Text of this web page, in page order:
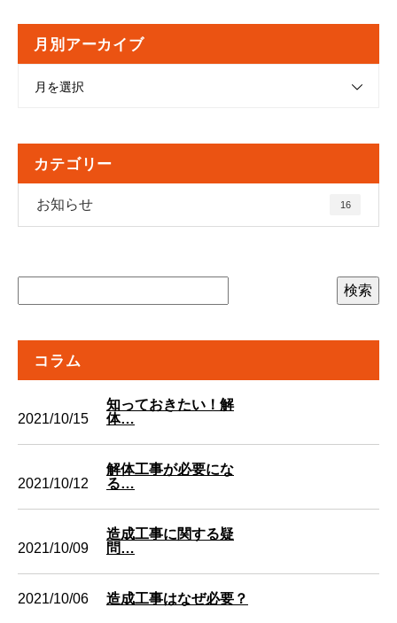
月別アーカイブ
月を選択
カテゴリー
お知らせ 16
コラム
2021/10/15
知っておきたい！解
体…
2021/10/12
解体工事が必要にな
る…
2021/10/09
造成工事に関する疑
問…
2021/10/06 造成工事はなぜ必要？